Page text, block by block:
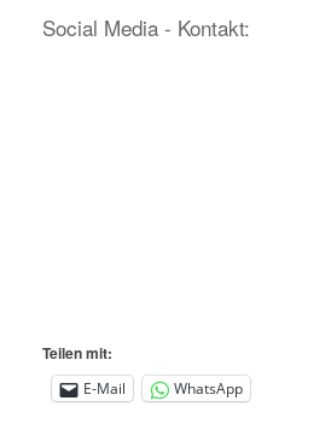
Social Media - Kontakt:
Teilen mit:
E-Mail WhatsApp